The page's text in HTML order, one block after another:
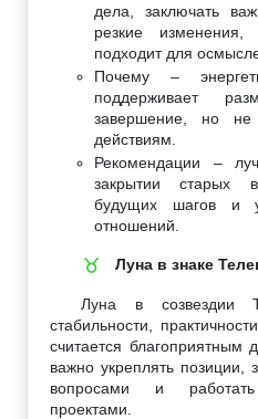
дела, заключать
резкие
подходит для
Почему –
поддерживает
завершение, но не
действиям.
Рекомендации –
закрытии старых
будущих шагов и
отношений.
♉ Луна в знаке
Луна в созвездии
стабильности,
считается благоприятным
важно укреплять позиции,
вопросами и
проектами.